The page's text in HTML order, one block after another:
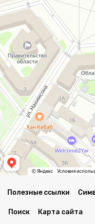
Полезные ссылки
Поиск Карта сайта